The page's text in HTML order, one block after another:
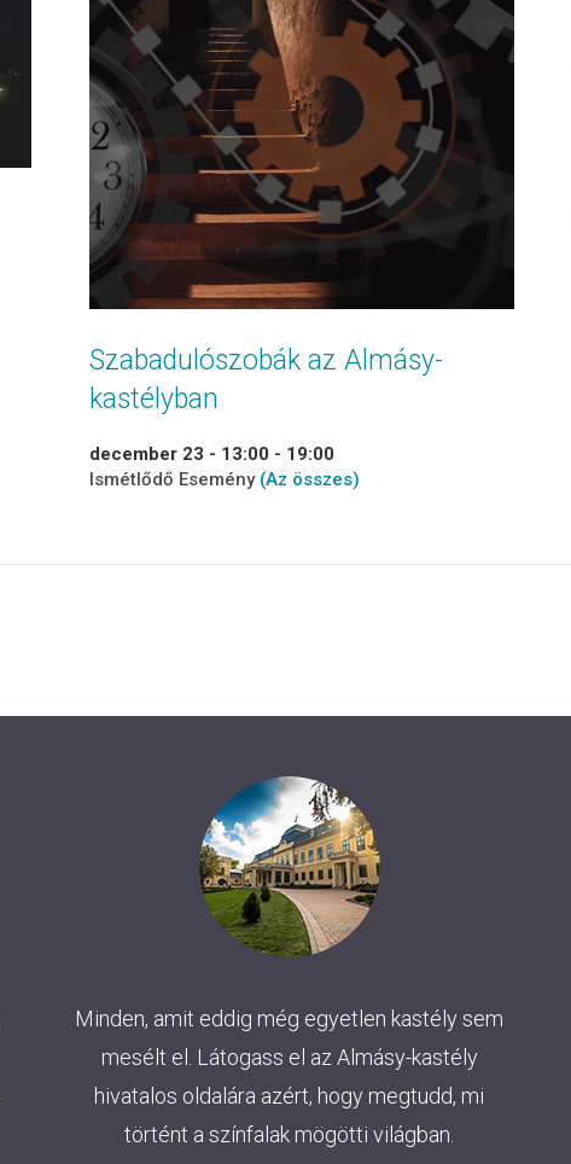
Szabadulószobák az Almásy-
kastélyban
december 23 - 13:00 - 19:00
Ismétlődő Esemény (Az összes)
Minden, amit eddig még egyetlen kastély sem
mesélt el. Látogass el az Almásy-kastély
hivatalos oldalára azért, hogy megtudd, mi
történt a színfalak mögötti világban.